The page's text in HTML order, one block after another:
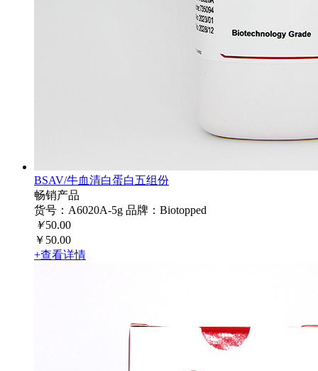
BSAV/牛血清白蛋白五组份
畅销产品
货号：A6020A-5g 品牌：Biotopped
￥50.00
￥50.00
+查看详情